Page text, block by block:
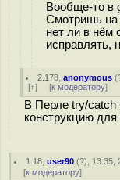
Вообще-то в
Смотришь на
нет ли в нём
исправлять,
2.178 ,anonymous (
[↑] [к модератору]
В Перле try/catch
конструкцию для
1.18 ,user90 (?), 13:35,
[к модератору]